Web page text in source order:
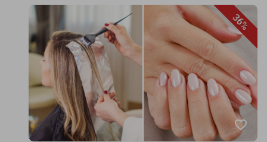
36%
favorite_border